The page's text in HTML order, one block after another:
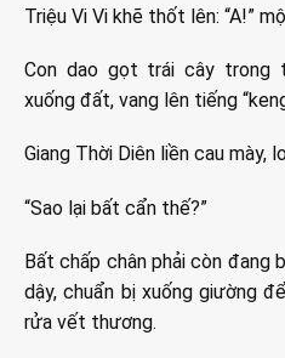
Triệu Vi Vi khẽ thốt lên: “A!”
Con dao gọt trái cây trong
xuống đất, vang lên tiếng
Giang Thời Diên liền cau mày,
“Sao lại bất cẩn thế?”
Bất chấp chân phải còn đang
dậy, chuẩn bị xuống giường
rửa vết thương.